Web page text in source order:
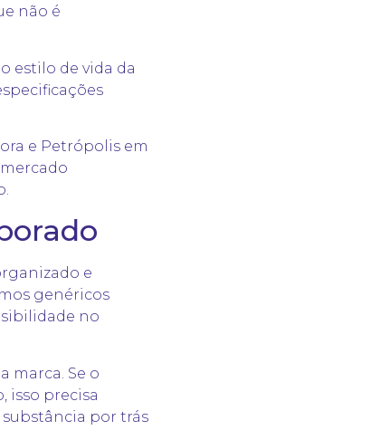
não é
estilo de vida da
e Petrópolis em
e
genéricos
no
marca. Se o
isso precisa
por trás